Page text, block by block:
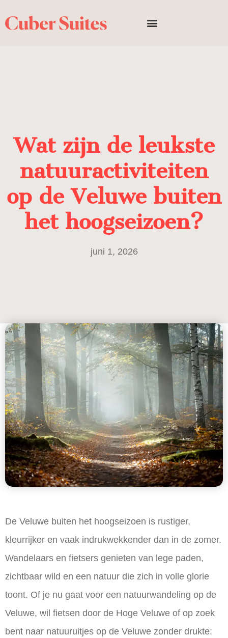
Wat zijn de leukste
natuuractiviteiten
op de Veluwe buiten
het hoogseizoen?
juni 1, 2026
De Veluwe buiten het hoogseizoen is rustiger,
kleurrijker en vaak indrukwekkender dan in de zomer.
Wandelaars en fietsers genieten van lege paden,
zichtbaar wild en een natuur die zich in volle glorie
toont. Of je nu gaat voor een natuurwandeling op de
Veluwe, wil fietsen door de Hoge Veluwe of op zoek
bent naar natuuruitjes op de Veluwe zonder drukte: